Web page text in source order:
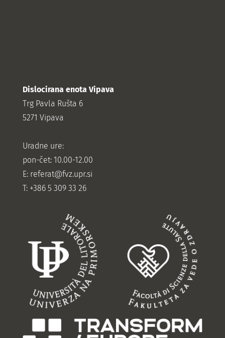
Dislocirana enota Vipava
Trg Pavla Rušta 6
5271 Vipava
Uradne ure:
pon-čet: 10.00-12.00
E: referat@fvz.upr.si
T: +386 5 309 33 26